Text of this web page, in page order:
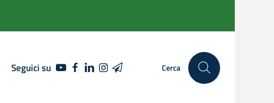
Seguici su YOUTUBEFACEBOOK
LINKEDIN
INSTAGRAM
TELEGRAM Cerca